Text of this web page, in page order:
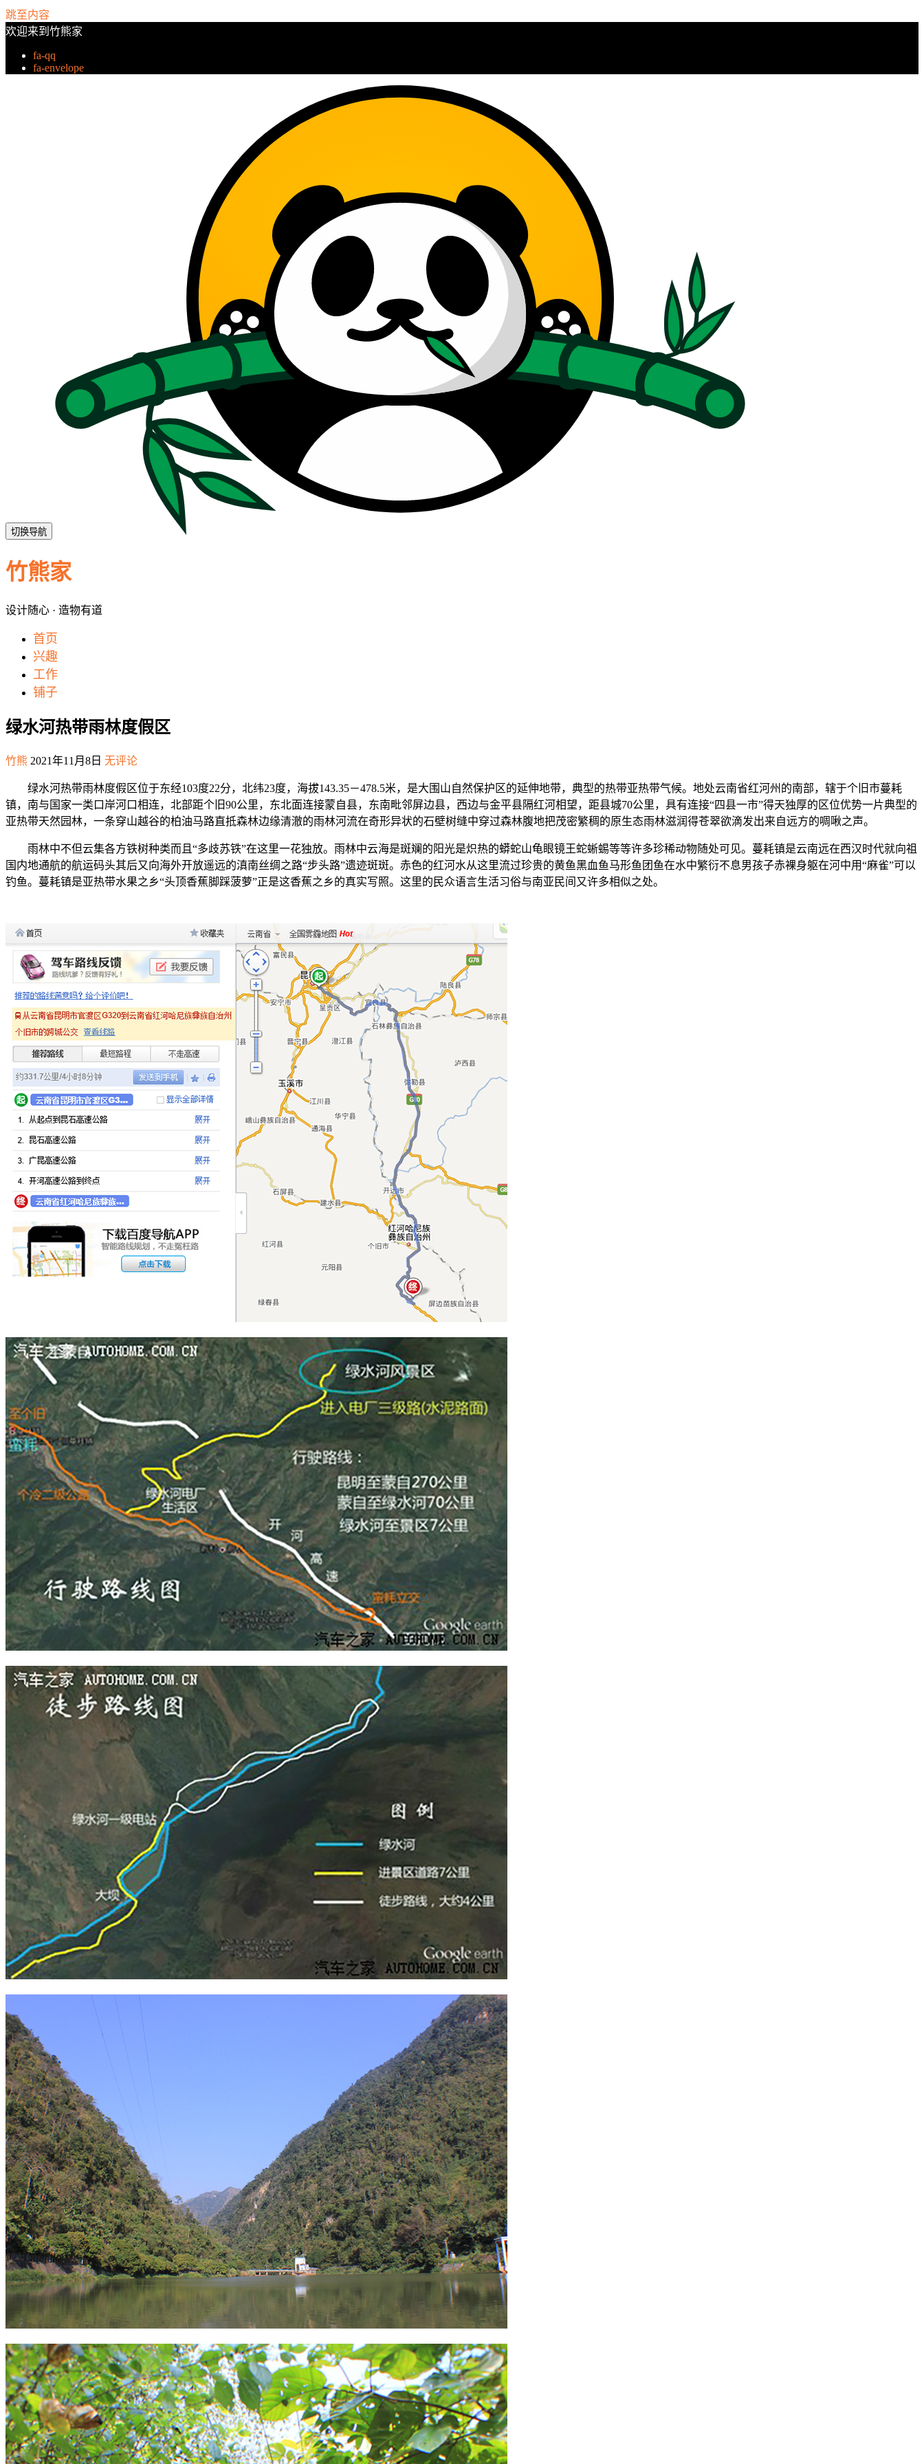
跳至内容
欢迎来到竹熊家
fa-qq
fa-envelope
切换导航
竹熊家
设计随心 · 造物有道
首页
兴趣
工作
铺子
绿水河热带雨林度假区
竹熊 2021年11月8日 无评论
绿水河热带雨林度假区位于东经103度22分，北纬23度，海拔143.35－478.5米，是大围山自然保护区的延伸地带，典型的热带亚热带气候。地处云南省红河州的南部，辖于个旧市蔓耗
镇，南与国家一类口岸河口相连，北部距个旧90公里，东北面连接蒙自县，东南毗邻屏边县，西边与金平县隔红河相望，距县城70公里，具有连接“四县一市”得天独厚的区位优势一片典型的
亚热带天然园林，一条穿山越谷的柏油马路直抵森林边缘清澈的雨林河流在奇形异状的石壁树缝中穿过森林腹地把茂密繁稠的原生态雨林滋润得苍翠欲滴发出来自远方的啁啾之声。
雨林中不但云集各方铁树种类而且“多歧苏铁”在这里一花独放。雨林中云海是斑斓的阳光是炽热的蟒蛇山龟眼镜王蛇蜥蜴等等许多珍稀动物随处可见。蔓耗镇是云南远在西汉时代就向祖
国内地通航的航运码头其后又向海外开放遥远的滇南丝绸之路“步头路”遗迹斑斑。赤色的红河水从这里流过珍贵的黄鱼黑血鱼马形鱼团鱼在水中繁衍不息男孩子赤裸身躯在河中用“麻雀”可以
钓鱼。蔓耗镇是亚热带水果之乡“头顶香蕉脚踩菠萝”正是这香蕉之乡的真实写照。这里的民众语言生活习俗与南亚民间又许多相似之处。